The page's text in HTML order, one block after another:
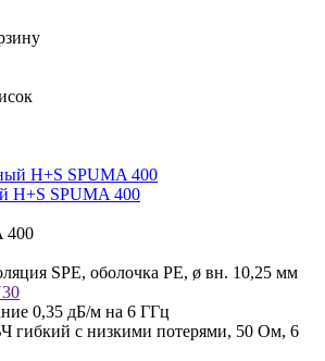
H+S SPUMA 400
400
SPE, оболочка PE, ø вн. 10,25 мм
0,35 дБ/м на 6 ГГц
гибкий с низкими потерями, 50 Ом, 6